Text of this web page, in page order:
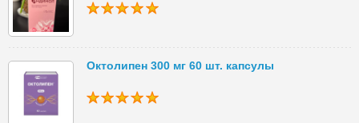
Октолипен 300 мг 60 шт. капсулы